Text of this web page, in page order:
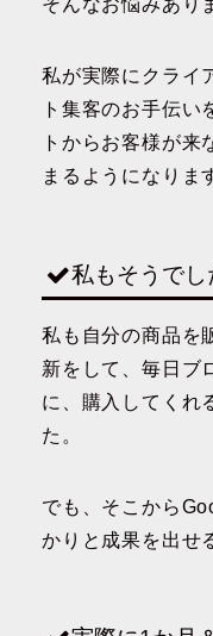
そんなお悩みあり
私が実際にクライ
ト集客のお手伝い
トからお客様が来
まるようになりま
私もそうでし
私も自分の商品を
新をして、毎日ブ
に、購入してくれ
た。
でも、そこから
かりと成果を出せ